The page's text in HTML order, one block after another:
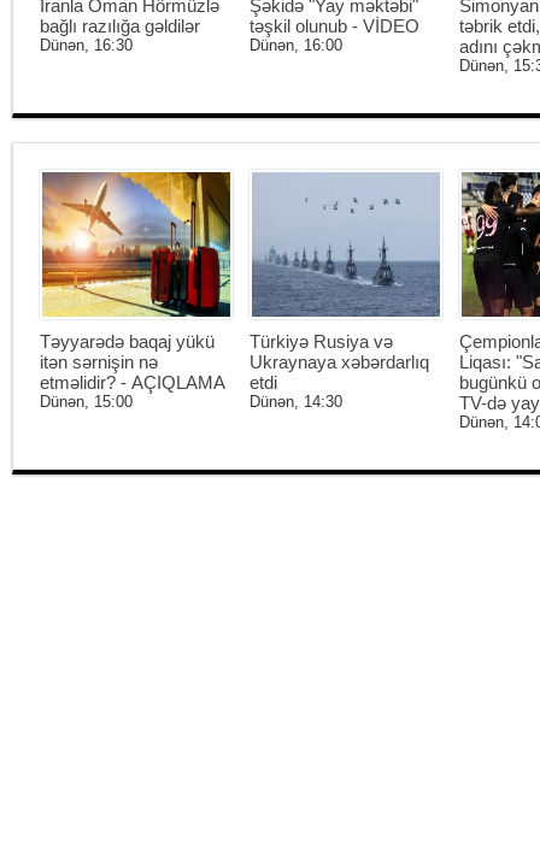
İranla Oman Hörmüzlə
bağlı razılığa gəldilər
Dünən, 16:30
Şəkidə "Yay məktəbi"
təşkil olunub - VİDEO
Dünən, 16:00
təbrik
adını
Dünən,
Təyyarədə baqaj yükü
itən sərnişin nə
etməlidir? - AÇIQLAMA
Dünən, 15:00
Türkiyə Rusiya və
Ukraynaya xəbərdarlıq
etdi
Dünən, 14:30
Liqası:
bugünkü
TV-də
Dünən,